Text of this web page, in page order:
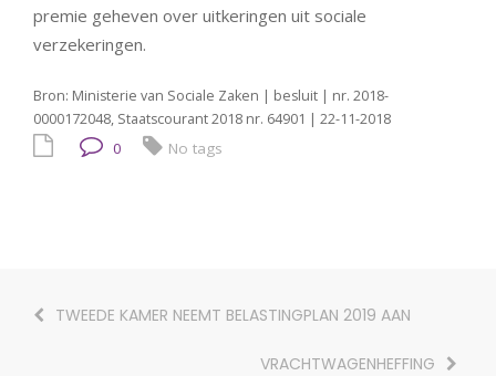
premie geheven over uitkeringen uit sociale
verzekeringen.
Bron: Ministerie van Sociale Zaken | besluit | nr. 2018-
0000172048, Staatscourant 2018 nr. 64901 | 22-11-2018
0 No tags
TWEEDE KAMER NEEMT BELASTINGPLAN 2019 AAN
VRACHTWAGENHEFFING